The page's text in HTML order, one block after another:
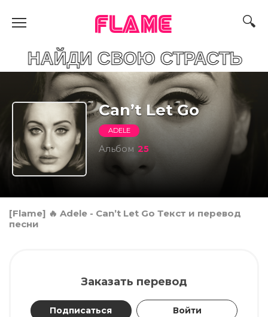
FLAME
СВОЮ СТРАСТЬ
Can’t Let Go
ADELE
Альбом 25
[Flame] 🔥 Adele - Can’t Let Go Текст и перевод
песни
Заказать перевод
Подписаться Войти